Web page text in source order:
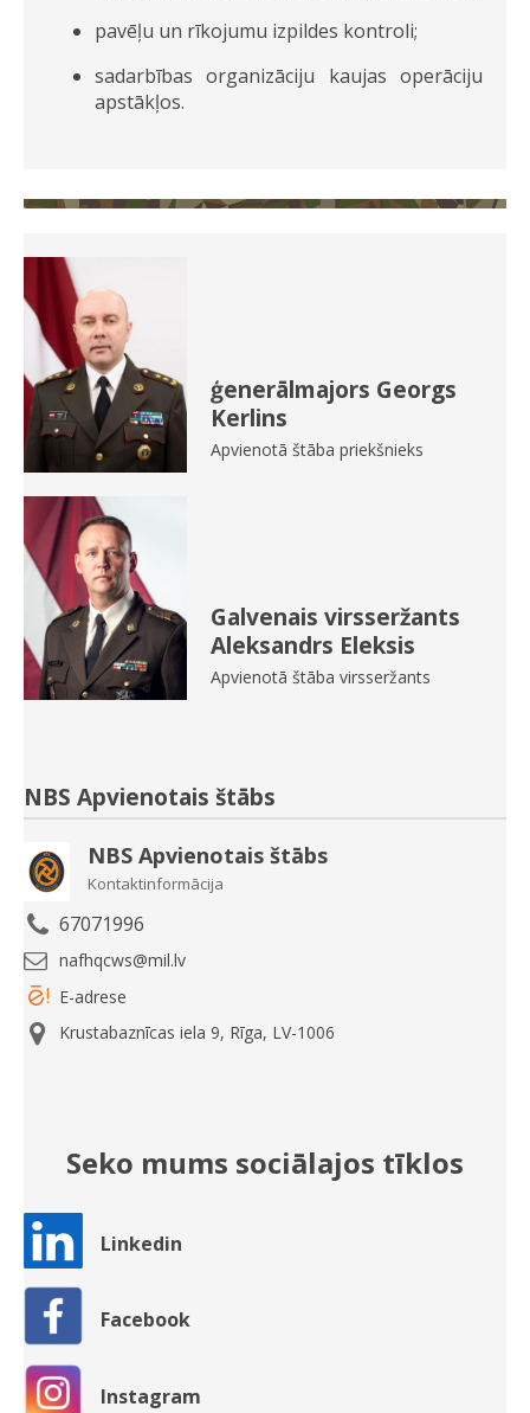
pavēļu un rīkojumu izpildes kontroli;
sadarbības organizāciju kaujas operāciju
apstākļos.
ģenerālmajors Georgs
Kerlins
Apvienotā štāba priekšnieks
Galvenais virsseržants
Aleksandrs Eleksis
Apvienotā štāba virsseržants
NBS Apvienotais štābs
NBS Apvienotais štābs
Kontaktinformācija
67071996
nafhqcws@mil.lv
E-adrese
Krustabaznīcas iela 9, Rīga, LV-1006
Seko mums sociālajos tīklos
Linkedin
Facebook
Instagram